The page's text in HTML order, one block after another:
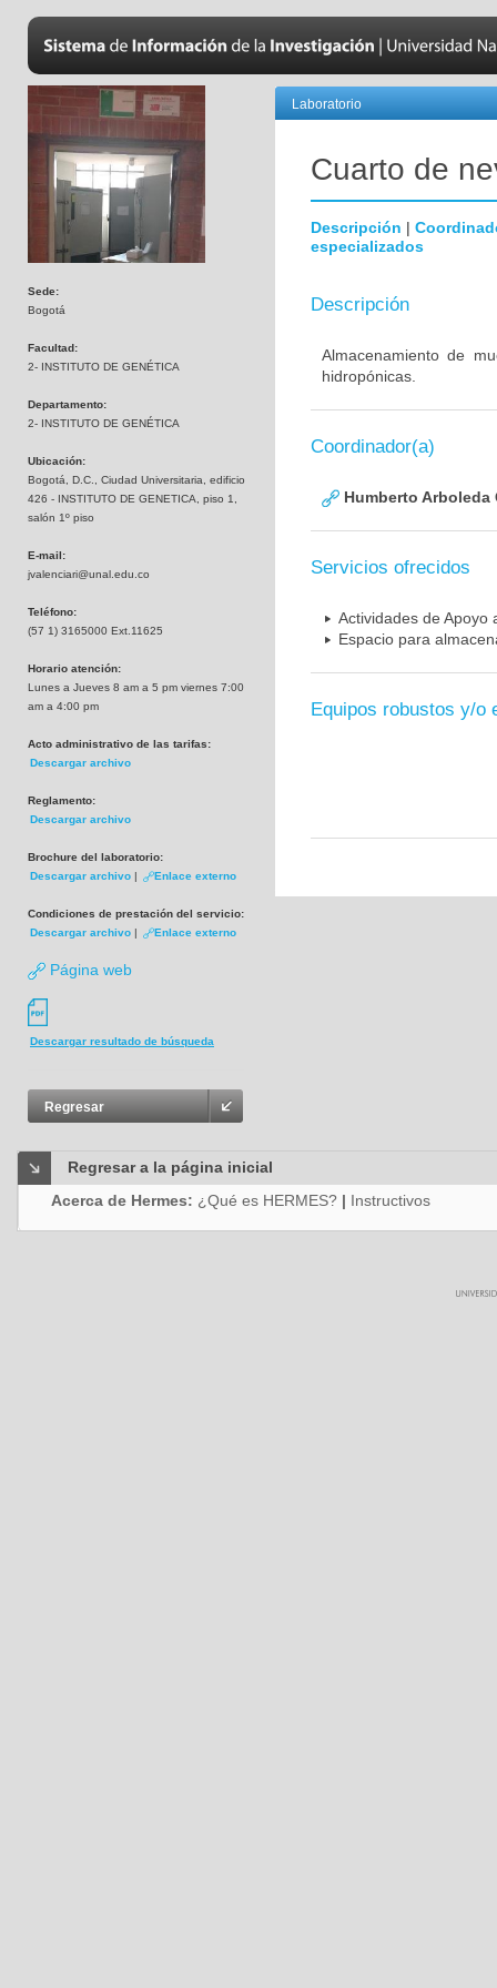
Sede:
Bogotá
Facultad:
2- INSTITUTO DE GENÉTICA
Departamento:
2- INSTITUTO DE GENÉTICA
Ubicación:
Bogotá, D.C., Ciudad Universitaria, edificio
426 - INSTITUTO DE GENETICA, piso 1,
salón 1º piso
E-mail:
jvalenciari@unal.edu.co
Teléfono:
(57 1) 3165000 Ext.11625
Horario atención:
Lunes a Jueves 8 am a 5 pm viernes 7:00
am a 4:00 pm
Acto administrativo de las tarifas:
Descargar archivo
Reglamento:
Descargar archivo
Brochure del laboratorio:
Descargar archivo | Enlace externo
Condiciones de prestación del servicio:
Descargar archivo | Enlace externo
Página web
Descargar resultado de búsqueda
Regresar
Laboratorio
Cuarto de
Descripción |
especializados
Descripción
Almacenamiento de
hidropónicas.
Coordinador(a)
Humberto Arboleda
Servicios ofrecidos
Actividades de Apoyo
Espacio para
Equipos robustos y/o
Regresar a la página inicial
Acerca de Hermes: ¿Qué es HERMES? | Instructivos